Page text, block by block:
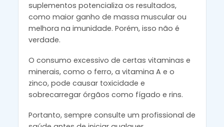
suplementos potencializa os resultados,
como maior ganho de massa muscular ou
melhora na imunidade. Porém, isso não é
verdade.
O consumo excessivo de certas vitaminas e
minerais, como o ferro, a vitamina A e o
zinco, pode causar toxicidade e
sobrecarregar órgãos como fígado e rins.
Portanto, sempre consulte um profissional de